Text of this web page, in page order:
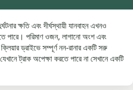
ক্ষতি এবং দীর্ঘস্থায়ী যানবাহন এখনও
পরিমাণ ওজন, লাগানো অংশ এবং
ড্রাইভে সম্পূর্ণ নন-রানার একটি সরু
ট্রাক অপেক্ষা করতে পারে না সেখানে একটি